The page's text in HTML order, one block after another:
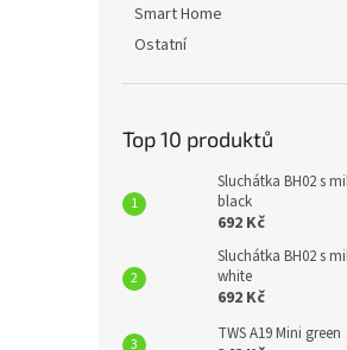
Smart Home
Ostatní
Top 10 produktů
Sluchátka BH02 s
black
692 Kč
Sluchátka BH02 s
white
692 Kč
TWS A19 Mini green